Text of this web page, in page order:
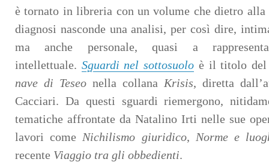
è tornato in libreria con un volume che dietro alla
diagnosi nasconde una analisi, per così dire,
ma anche personale, quasi a
intellettuale. Sguardi nel sottosuolo è il titolo del
nave di Teseonella collana Krisis, diretta
Cacciari. Da questi sguardi riemergono,
tematiche affrontate da Natalino Irti nelle sue
lavori come Nichilismo giuridico, Norme e
recente Viaggio tra gli obbedienti.